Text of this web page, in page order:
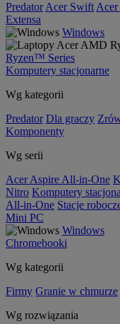
Predator Acer Swift Acer
Extensa
Windows
Ryzen™ Series
Komputery stacjonarne
Wg kategorii
Predator Dla graczy
Komponenty
Wg serii
Acer Aspire All-in-One
Nitro Komputery
All-in-One Stacje
Mini PC
Windows
Chromebooki
Wg kategorii
Firmy Granie w chmurze
Wg rozwiązania